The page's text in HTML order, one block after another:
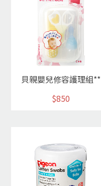
貝親嬰兒修容護理組**
$850